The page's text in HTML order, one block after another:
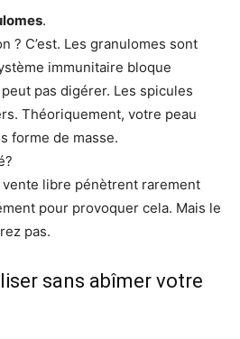
.
? C’est. Les granulomes sont
immunitaire bloque
pas digérer. Les spicules
Théoriquement, votre peau
forme de masse.
libre pénètrent rarement
pour provoquer cela. Mais le
pas.
sans abîmer votre